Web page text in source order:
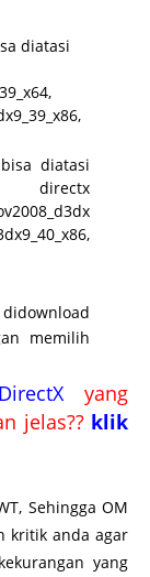
diatasi
diatasi
memilih
yang
jelas?? klik
Sehingga OM
kritik anda agar
yang